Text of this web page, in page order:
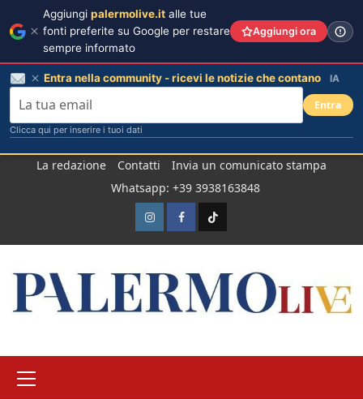
La redazione Contatti
Invia un comunicato stampa
Whatsapp: +39 3938163848
InstagramFacebook
TikTok
principale
Aggiungi palermolive.it alle tue
fonti preferite su Google per restare
sempre informato
Aggiungi ora
Entra nella community - ricevi le notizie che contano IA
Entra
Clicca qui per inserire i tuoi dati